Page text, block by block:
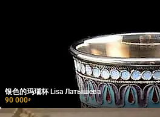
银色的玛瑙杯 Lisa Латышева
90 000₽